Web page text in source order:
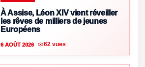
À Assise, Léon XIV vient réveiller
les rêves de milliers de jeunes
Européens
6 AOÛT 2026 62 vues